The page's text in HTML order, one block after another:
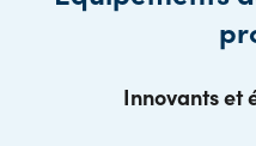
Innovants et